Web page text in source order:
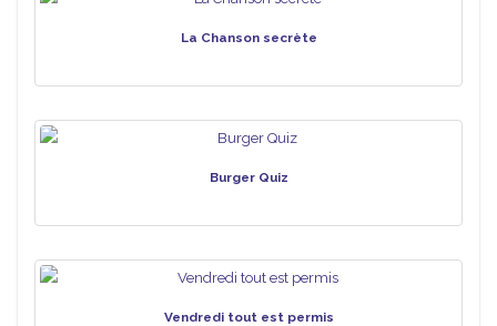
La Chanson secrète
Burger Quiz
Vendredi tout est permis